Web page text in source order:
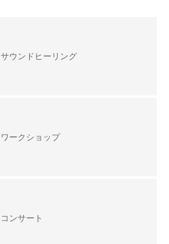
サウンドヒーリング
ワークショップ
コンサート